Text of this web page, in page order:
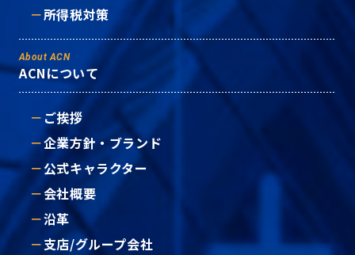
所得税対策
About ACN
ACNについて
ご挨拶
企業方針・ブランド
公式キャラクター
会社概要
沿革
支店/グループ会社